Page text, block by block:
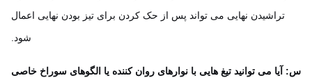
تراشیدن نهایی می تواند پس از حک کردن برای تیز بودن نهایی اعمال
می توانید تیغ هایی با نوارهای روان کننده یا الگوهای سوراخ خاصی